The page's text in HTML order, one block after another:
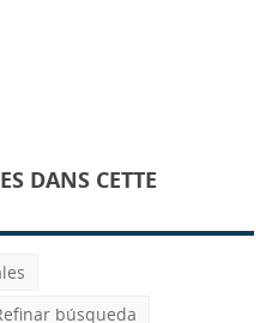
DANS CETTE
búsqueda